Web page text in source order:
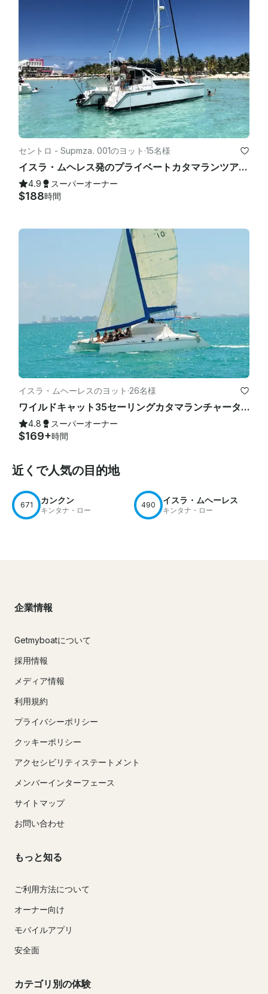
セントロ - Supmza. 001のヨット ·15名様
イスラ・ムヘレス発のプライベートカタマランツアー | オープンバー＆シュノーケリング
4.9 スーパーオーナー
$188時間
イスラ・ムヘーレスのヨット ·26名様
ワイルドキャット35セーリングカタマランチャーターは、最大12人までの運賃を開始します。
4.8 スーパーオーナー
$169+時間
近くで人気の目的地
671 カンクン
キンタナ・ロー
490 イスラ・ムヘーレス
キンタナ・ロー
企業情報
Getmyboatについて
採用情報
メディア情報
利用規約
プライバシーポリシー
クッキーポリシー
アクセシビリティステートメント
メンバーインターフェース
サイトマップ
お問い合わせ
もっと知る
ご利用方法について
オーナー向け
モバイルアプリ
安全面
カテゴリ別の体験